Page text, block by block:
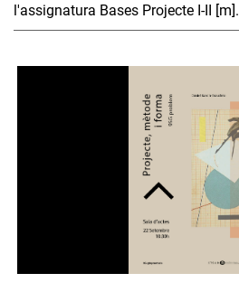
l'assignatura Bases Projecte I-II [m].